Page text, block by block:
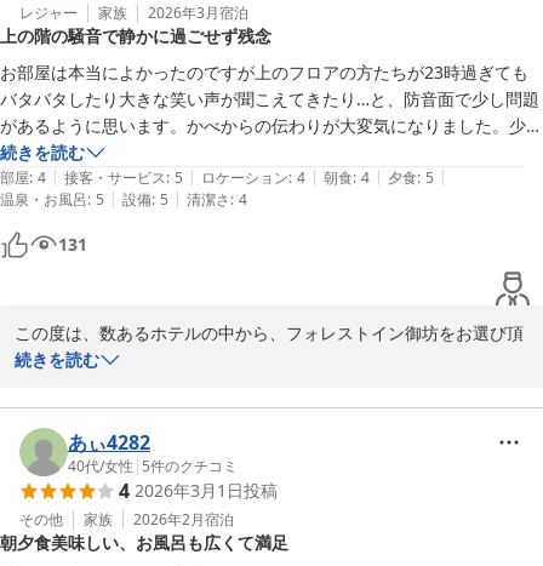
しております。また、研修中であったとはいえ、そのような状況だ
からこそ基本を徹底すべきであり、ご指摘の通りでございます。
いただいたご指摘はスタッフ全体で共有し、基本である挨拶・表
情・気配りを改めて見直し、再発防止に努めてまいります。
そのような中でも、和室プランにつきまして「割安ながらとても良
かった」とのお言葉を頂戴し、大変嬉しく拝見いたしました。
お部屋の清潔感や大浴場、お食事にもご満足いただけたご様子が伺
え、何よりでございます。
この度は、お忙しい中、貴重なご意見をお寄せいただき、心より感
今後ともよりご満足いただける宿を目指して精進してまいりますの
で、また機会がございましたらぜひご利用くださいませ。
す。
フォレストイン御坊 矢口
フォレスト イン 御坊
2026-05-02
レジャー 家族 2026年3月宿泊
上の階の騒音で静かに過ごせず残念
お部屋は本当によかったのですが上のフロアの方たちが23時過ぎても
バタバタしたり大きな笑い声が聞こえてきたり…と、防音面で少し問題
があるように思います。かべからの伝わりが大変気になりました。少し
お高めの部屋でゆっくり静かに落ち着いて過ごしたかったので、お子様
連れのお客様はまうえではなく別のお部屋にして欲しかったです。この
件以外は、対応も設備も充分満足しています。
続きを読む
部屋: 4 | 接客・サービス: 5 | ロケーション: 4 | 朝食: 4 | 夕食: 5 |
温泉・お風呂: 5 | 設備: 5 | 清潔さ: 4
131
この度は、数あるホテルの中から、フォレストイン御坊をお選び頂
き、誠にありがとうございます。心より御礼申し上げます。
せっかく当館をお選びいただき、お部屋にもご満足いただけたにも
かかわらず、上階からの物音によりごゆっくりお過ごしいただけな
かったとのこと、誠に申し訳ございません。
特に、静かにお過ごしいただくことをご期待されていた中で、この
ような結果となりましたこと、ホテル従業員一同、大変心苦しく存
じます。
続きを読む
あぃ4282
40代/女性 | 5件のクチコミ
4 2026年3月1日投稿
その他 家族 2026年2月宿泊
朝夕食美味しい、お風呂も広くて満足